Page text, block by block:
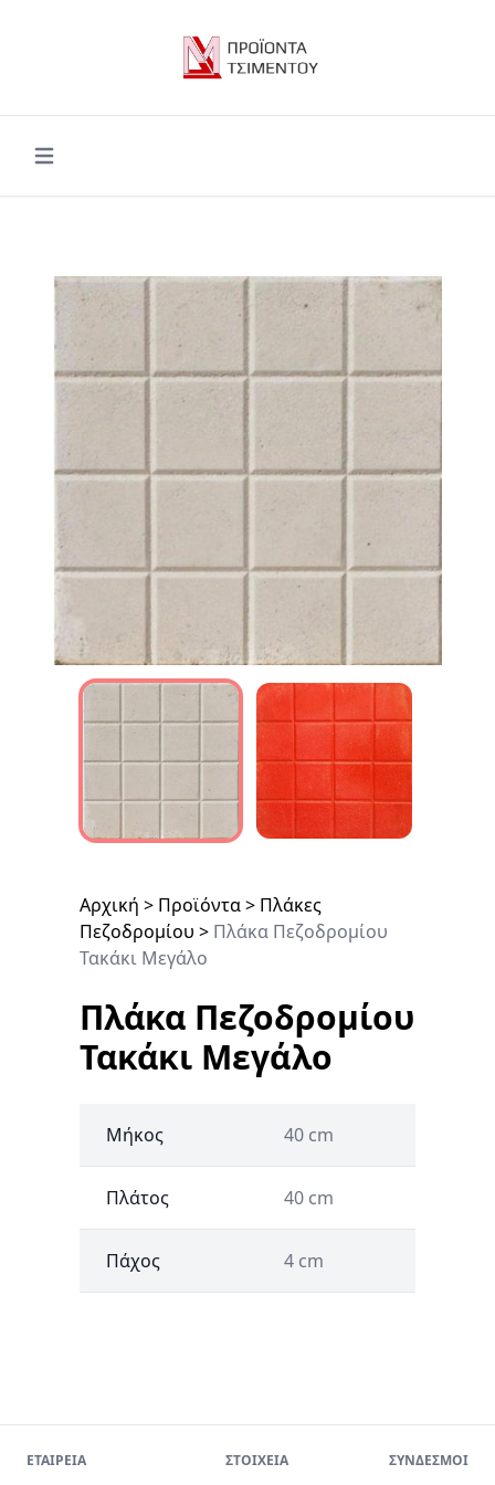
Open main menu
Αρχική > Προϊόντα> Πλάκες
Πεζοδρομίου > Πλάκα Πεζοδρομίου
Τακάκι Μεγάλο
Πλάκα Πεζοδρομίου
Τακάκι Μεγάλο
Μήκος 40 cm
Πλάτος 40 cm
Πάχος 4 cm
ΕΤΑΙΡΕΙΑ ΣΤΟΙΧΕΙΑ ΣΥΝΔΕΣΜΟΙ